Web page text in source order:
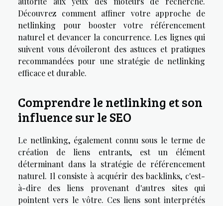
Découvrez comment affiner votre approche de
netlinking pour booster votre référencement
naturel et devancer la concurrence. Les lignes qui
suivent vous dévoileront des astuces et pratiques
recommandées pour une stratégie de netlinking
efficace et durable.
Comprendre le netlinking et son
influence sur le SEO
Le netlinking, également connu sous le terme de
création de liens entrants, est un élément
déterminant dans la stratégie de référencement
naturel. Il consiste à acquérir des backlinks, c'est-
à-dire des liens provenant d'autres sites qui
pointent vers le vôtre. Ces liens sont interprétés